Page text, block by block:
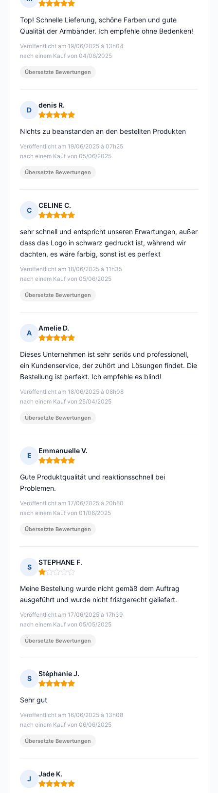
Hinweis: 5 von 5
Veröffentlicht am 19/06/2025 à 13h04
nach einem Kauf von 04/06/2025
Top! Schnelle Lieferung, schöne Farben und gute
Qualität der Armbänder. Ich empfehle ohne Bedenken!
Übersetzte Bewertungen
D
denis R.
Hinweis: 5 von 5
Veröffentlicht am 19/06/2025 à 07h25
nach einem Kauf von 05/06/2025
Nichts zu beanstanden an den bestellten Produkten
Übersetzte Bewertungen
C
CELINE C.
Hinweis: 5 von 5
Veröffentlicht am 18/06/2025 à 11h35
nach einem Kauf von 05/06/2025
sehr schnell und entspricht unseren Erwartungen, außer
dass das Logo in schwarz gedruckt ist, während wir
dachten, es wäre farbig, sonst ist es perfekt
Übersetzte Bewertungen
A
Amelie D.
Hinweis: 5 von 5
Veröffentlicht am 18/06/2025 à 08h08
nach einem Kauf von 25/04/2025
Dieses Unternehmen ist sehr seriös und professionell,
ein Kundenservice, der zuhört und Lösungen findet. Die
Bestellung ist perfekt. Ich empfehle es blind!
Übersetzte Bewertungen
E
Emmanuelle V.
Hinweis: 5 von 5
Veröffentlicht am 17/06/2025 à 20h50
nach einem Kauf von 01/06/2025
Gute Produktqualität und reaktionsschnell bei
Problemen.
Übersetzte Bewertungen
S
STEPHANE F.
Hinweis: 1 von 5
Veröffentlicht am 17/06/2025 à 17h39
nach einem Kauf von 05/05/2025
Meine Bestellung wurde nicht gemäß dem Auftrag
ausgeführt und wurde nicht fristgerecht geliefert.
Übersetzte Bewertungen
S
Stéphanie J.
Hinweis: 5 von 5
Veröffentlicht am 16/06/2025 à 13h08
nach einem Kauf von 06/06/2025
Sehr gut
Übersetzte Bewertungen
J
Jade K.
Hinweis: 5 von 5